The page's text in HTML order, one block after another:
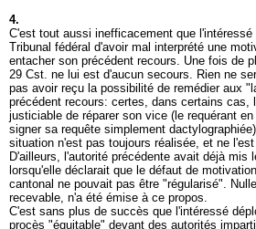
4.
C'est tout aussi inefficacement que l'intéressé
Tribunal fédéral d'avoir mal interprété une
entacher son précédent recours. Une fois de
29 Cst. ne lui est d'aucun secours. Rien ne
pas avoir reçu la possibilité de remédier aux
précédent recours: certes, dans certains cas,
justiciable de réparer son vice (le requérant
signer sa requête simplement
situation n'est pas toujours réalisée, et ne
D'ailleurs, l'autorité précédente avait déjà mis
lorsqu'elle déclarait que le défaut de
cantonal ne pouvait pas être "régularisé".
recevable, n'a été émise à ce propos.
C'est sans plus de succès que l'intéressé
procès "équitable" devant des autorités